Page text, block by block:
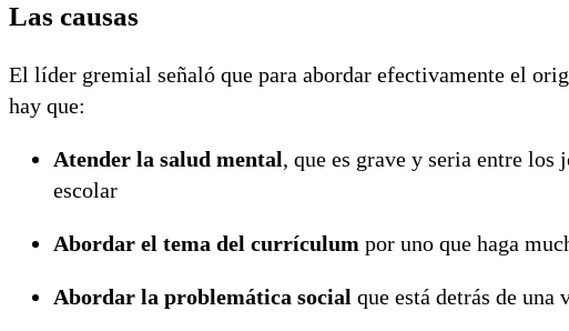
Las causas
El líder gremial señaló que para abordar efectivamente el
hay que:
Atender la salud mental, que es grave y seria entre los
escolar
Abordar el tema del currículum por uno que haga
Abordar la problemática social que está detrás de una